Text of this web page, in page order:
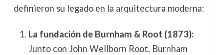
definieron su legado en la arquitectura moderna:
La fundación de Burnham & Root (1873):
Junto con John Wellborn Root, Burnham